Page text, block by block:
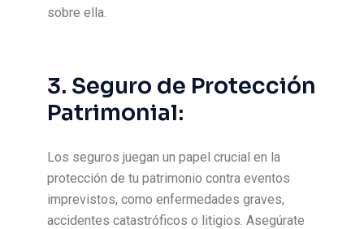
sobre ella.
3. Seguro de Protección
Patrimonial:
Los seguros juegan un papel crucial en la
protección de tu patrimonio contra eventos
imprevistos, como enfermedades graves,
accidentes catastróficos o litigios. Asegúrate